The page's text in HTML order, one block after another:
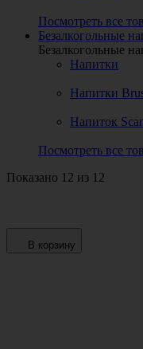
Посмотреть все
Безалкогольные
Безалкогольные
Напитки
Напитки
Напиток
Посмотреть все
Показано 12 из 12
В корзину